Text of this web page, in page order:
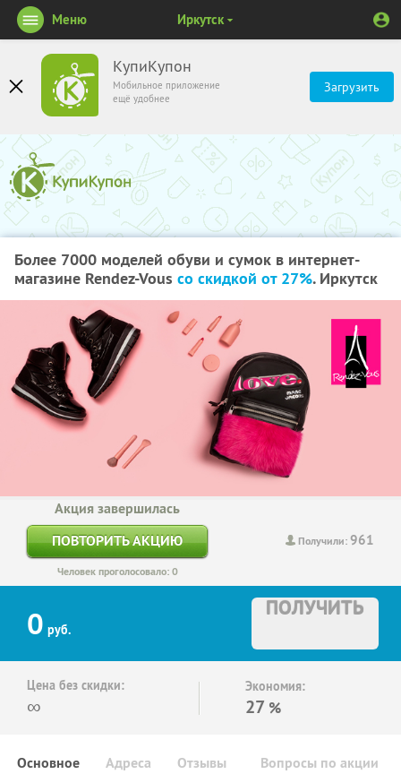
КупиКупон
Мобильное приложение
ещё удобнее
Загрузить
Меню Иркутск
Более 7000 моделей обуви и сумок в интернет-
магазине Rendez-Vous со скидкой от 27%. Иркутск
Получили:961
Акция завершилась
ПОВТОРИТЬ АКЦИЮ
Человек проголосовало: 0
0 руб.
ПОЛУЧИТЬ
Цена без скидки:
∞
Экономия:
27 %
Основное Отзывы Вопросы по акции
Адреса